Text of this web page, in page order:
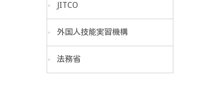
JITCO
外国人技能実習機構
法務省